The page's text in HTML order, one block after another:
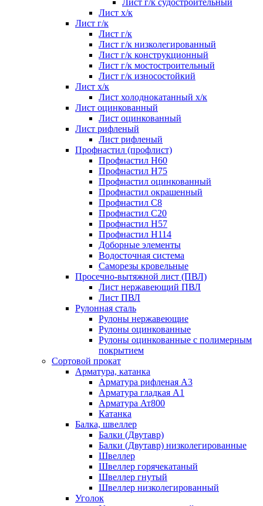
Лист х/к
Лист г/к
Лист г/к
Лист г/к низколегированный
Лист г/к конструкционный
Лист г/к мостостроительный
Лист г/к износостойкий
Лист х/к
Лист холоднокатанный х/к
Лист оцинкованный
Лист оцинкованный
Лист рифленый
Лист рифленый
Профнастил (профлист)
Профнастил Н60
Профнастил Н75
Профнастил оцинкованный
Профнастил окрашенный
Профнастил С8
Профнастил С20
Профнастил Н57
Профнастил Н114
Доборные элементы
Водосточная система
Саморезы кровельные
Просечно-вытяжной лист (ПВЛ)
Лист нержавеющий ПВЛ
Лист ПВЛ
Рулонная сталь
Рулоны нержавеющие
Рулоны оцинкованные
Рулоны оцинкованные с полимерным
покрытием
Сортовой прокат
Арматура, катанка
Арматура рифленая А3
Арматура гладкая А1
Арматура Ат800
Катанка
Балка, швеллер
Балки (Двутавр)
Балки (Двутавр) низколегированные
Швеллер
Швеллер горячекатаный
Швеллер гнутый
Швеллер низколегированный
Уголок